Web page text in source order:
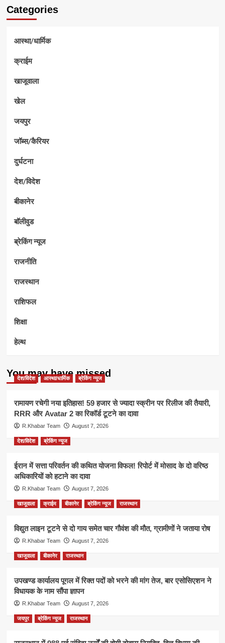
Categories
आस्था/धार्मिक
क्राईम
खाजूवाला
खेल
जयपुर
जॉब्स/कैरियर
दुर्घटना
देश/विदेश
बीकानेर
बॉलीवुड
ब्रेकिंग न्यूज
राजनीति
राजस्थान
राशिफल
शिक्षा
हेल्थ
You may have missed
देश/विदेश आस्था/धार्मिक ब्रेकिंग न्यूज
रामायण रचेगी नया इतिहास! 59 हजार से ज्यादा स्क्रीन पर रिलीज की तैयारी,
RRR और Avatar 2 का रिकॉर्ड टूटने का दावा
R.Khabar Team August 7, 2026
देश/विदेश ब्रेकिंग न्यूज
ईरान में सत्ता परिवर्तन की कथित योजना विफल! रिपोर्ट में मोसाद के दो वरिष्ठ
अधिकारियों को हटाने का दावा
R.Khabar Team August 7, 2026
खाजूवाला क्राईम बीकानेर ब्रेकिंग न्यूज राजस्थान
विद्युत लाइन टूटने से दो गाय समेत चार गौवंश की मौत, ग्रामीणों ने जताया रोष
R.Khabar Team August 7, 2026
खाजूवाला बीकानेर राजस्थान
उपखण्ड कार्यालय पूगल में रिक्त पदों को भरने की मांग तेज, बार एसोसिएशन ने
विधायक के नाम सौंपा ज्ञापन
R.Khabar Team August 7, 2026
जयपुर ब्रेकिंग न्यूज राजस्थान